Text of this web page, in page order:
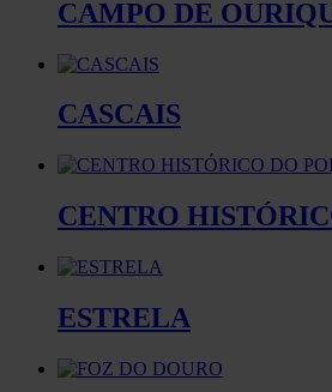
CAMPO DE
CASCAIS
CENTRO
ESTRELA